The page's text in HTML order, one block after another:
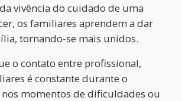
vivência do cuidado de uma
os familiares aprendem a dar
tornando-se mais unidos.
o contato entre profissional,
é constante durante o
momentos de dificuldades ou